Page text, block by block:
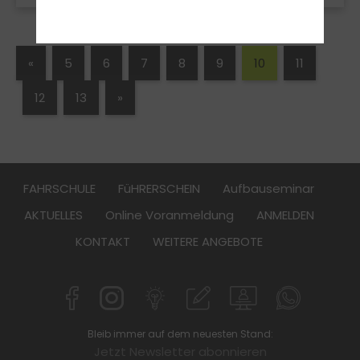
« 5 6 7 8 9 10 11
12 13 »
FAHRSCHULE FüHRERSCHEIN
Aufbauseminar
AKTUELLES
Online Voranmeldung
ANMELDEN
KONTAKT
WEITERE ANGEBOTE
Bleib immer auf dem neuesten Stand: